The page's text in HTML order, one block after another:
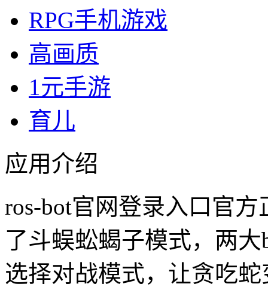
RPG手机游戏
高画质
1元手游
育儿
应用介绍
ros-bot官网登录入口官
了斗蜈蚣蝎子模式，两
选择对战模式，让贪吃